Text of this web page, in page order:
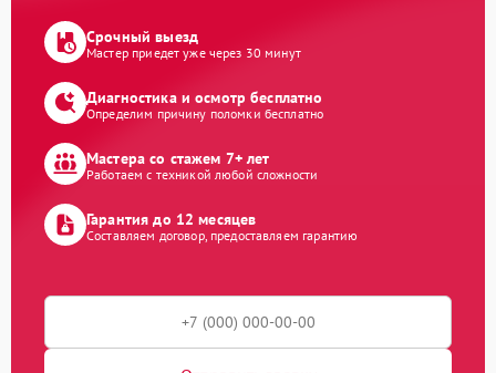
Срочный выезд
Мастер приедет уже через 30 минут
Диагностика и осмотр бесплатно
Определим причину поломки бесплатно
Мастера со стажем 7+ лет
Работаем с техникой любой сложности
Гарантия до 12 месяцев
Составляем договор, предоставляем гарантию